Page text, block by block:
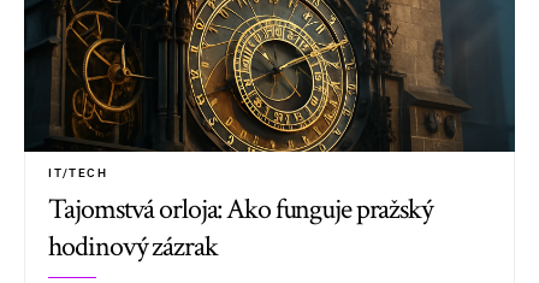
IT/TECH
Tajomstvá orloja: Ako funguje pražský
hodinový zázrak